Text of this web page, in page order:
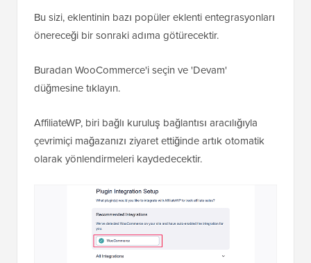
Bu sizi, eklentinin bazı popüler eklenti entegrasyonları
önereceği bir sonraki adıma götürecektir.
Buradan WooCommerce'i seçin ve 'Devam'
düğmesine tıklayın.
AffiliateWP, biri bağlı kuruluş bağlantısı aracılığıyla
çevrimiçi mağazanızı ziyaret ettiğinde artık otomatik
olarak yönlendirmeleri kaydedecektir.